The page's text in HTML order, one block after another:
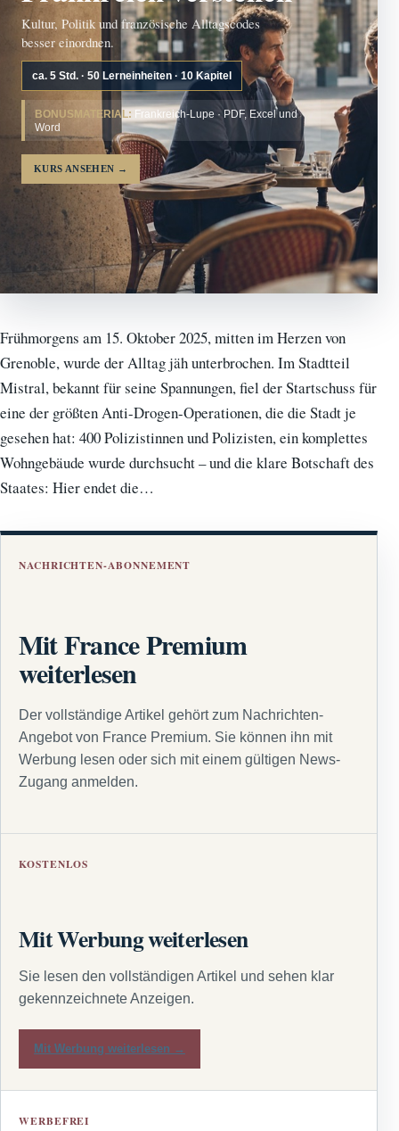
Kultur, Politik und französische Alltagscodes
besser einordnen.
ca. 5 Std. · 50 Lerneinheiten · 10 Kapitel
BONUSMATERIAL: Frankreich-Lupe · PDF, Excel und
Word
KURS ANSEHEN →
Frühmorgens am 15. Oktober 2025, mitten im Herzen von
Grenoble, wurde der Alltag jäh unterbrochen. Im Stadtteil
Mistral, bekannt für seine Spannungen, fiel der Startschuss für
eine der größten Anti-Drogen-Operationen, die die Stadt je
gesehen hat: 400 Polizistinnen und Polizisten, ein komplettes
Wohngebäude wurde durchsucht – und die klare Botschaft des
Staates: Hier endet die…
NACHRICHTEN-ABONNEMENT
Mit France Premium
weiterlesen
Der vollständige Artikel gehört zum Nachrichten-
Angebot von France Premium. Sie können ihn mit
Werbung lesen oder sich mit einem gültigen News-
Zugang anmelden.
KOSTENLOS
Mit Werbung weiterlesen
Sie lesen den vollständigen Artikel und sehen klar
gekennzeichnete Anzeigen.
Mit Werbung weiterlesen →
WERBEFREI